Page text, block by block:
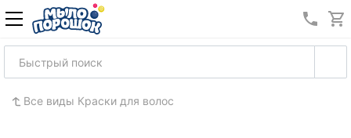
8
Все виды Краски для волос